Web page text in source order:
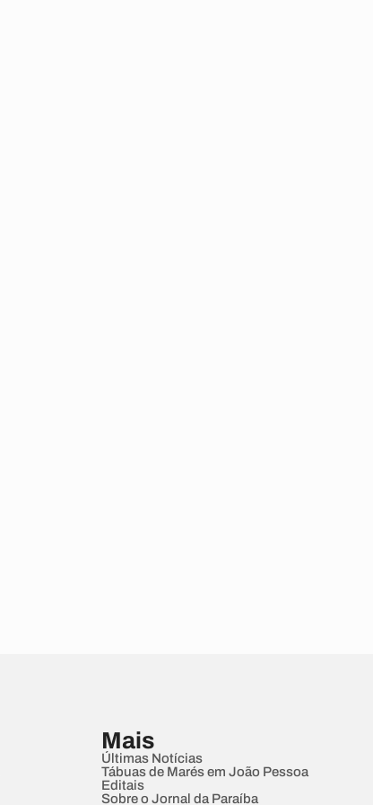
Mais
Últimas Notícias
Tábuas de Marés em João Pessoa
Editais
Sobre o Jornal da Paraíba